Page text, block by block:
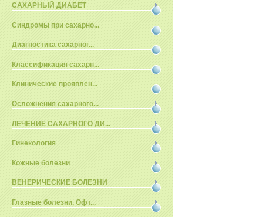
САХАРНЫЙ ДИАБЕТ
Синдромы при сахарно...
Диагностика сахарног...
Классификация сахарн...
Клинические проявлен...
Осложнения сахарного...
ЛЕЧЕНИЕ САХАРНОГО ДИ...
Гинекология
Кожные болезни
ВЕНЕРИЧЕСКИЕ БОЛЕЗНИ
Глазные болезни. Офт...